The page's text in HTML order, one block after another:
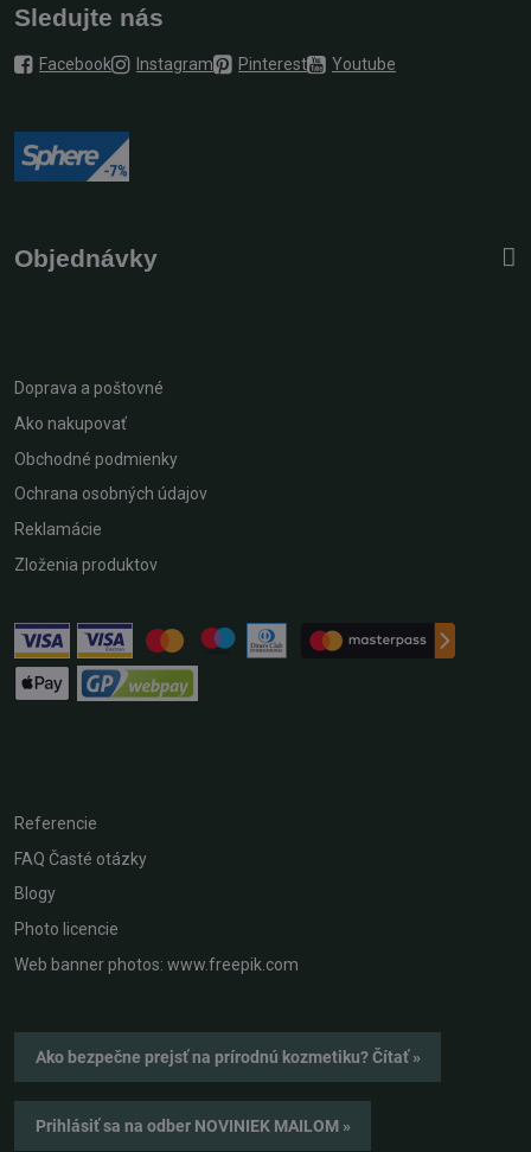
Sledujte nás
Facebook Instagram Pinterest Youtube
Objednávky
Doprava a poštovné
Ako nakupovať
Obchodné podmienky
Ochrana osobných údajov
Reklamácie
Zloženia produktov
Referencie
FAQ Časté otázky
Blogy
Photo licencie
Web banner photos: www.freepik.com
Ako bezpečne prejsť na prírodnú kozmetiku? Čítať »
Prihlásiť sa na odber NOVINIEK MAILOM »